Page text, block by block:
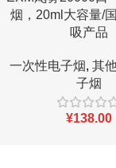
烟，20ml大容量/
吸产品
一次性电子烟, 其
子烟
¥138.00